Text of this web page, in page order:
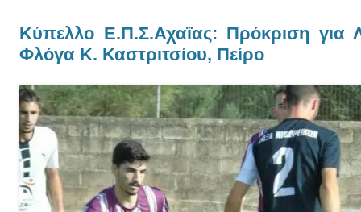
Κύπελλο Ε.Π.Σ.Αχαΐας: Πρόκριση για
Φλόγα Κ. Καστριτσίου, Πείρο